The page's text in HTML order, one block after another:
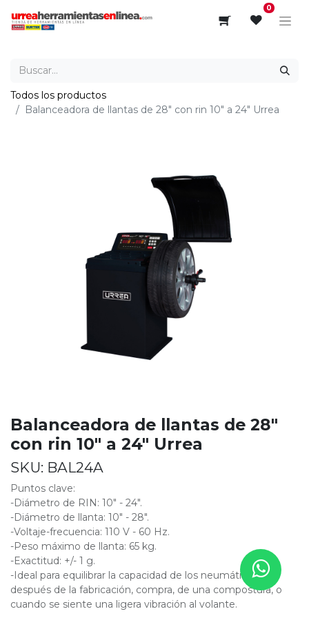
0
Todos los productos
Balanceadora de llantas de 28" con rin 10" a 24" Urrea
Balanceadora de llantas de 28"
con rin 10" a 24" Urrea
SKU: BAL24A
Puntos clave:
-Diámetro de RIN: 10" - 24".
-Diámetro de llanta: 10" - 28".
-Voltaje-frecuencia: 110 V - 60 Hz.
-Peso máximo de llanta: 65 kg.
-Exactitud: +/- 1 g.
-Ideal para equilibrar la capacidad de los neumáticos
después de la fabricación, compra, de una compostura, o
cuando se siente una ligera vibración al volante.